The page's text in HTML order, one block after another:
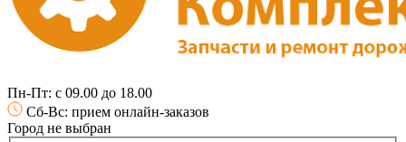
Пн-Пт: с 09.00 до 18.00
Сб-Вс: прием онлайн-заказов
Город не выбран